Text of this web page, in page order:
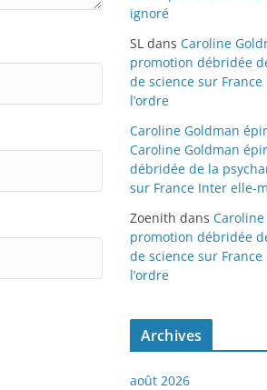
ignoré
SL dans Caroline
promotion débridée
de science sur
l’ordre
Caroline Goldman
Caroline Goldman
débridée de la
sur France Inter elle-
Zoenith dans
promotion débridée
de science sur
l’ordre
Archives
août 2026